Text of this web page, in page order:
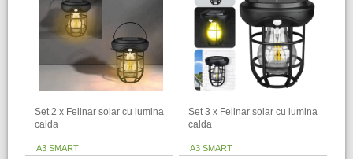
Set 2 x Felinar solar cu lumina
calda
A3 SMART
Set 3 x Felinar solar cu lumina
calda
A3 SMART